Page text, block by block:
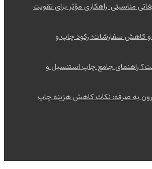
مناسبتی: راهکاری مؤثر برای تقویت
و کاهش سفارشات؛ رکود چاپ و
راهنمای جامع چاپ استنسیل و
به صرفه: نکات کاهش هزینه چاپ